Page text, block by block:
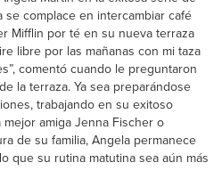
se complace en intercambiar café
Mifflin por té en su nueva terraza
libre por las mañanas con mi taza
comentó cuando le preguntaron
la terraza. Ya sea preparándose
trabajando en su exitoso
mejor amiga Jenna Fischer o
de su familia, Angela permanece
que su rutina matutina sea aún más